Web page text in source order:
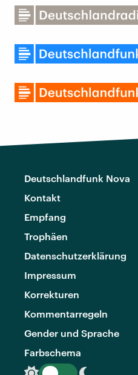
Deutschlandfunk Nova
Kontakt
Empfang
Trophäen
Datenschutzerklärung
Impressum
Korrekturen
Kommentarregeln
Gender und Sprache
Farbschema